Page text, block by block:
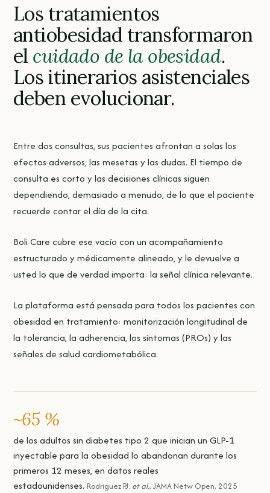
Los tratamientos
antiobesidad transformaron
el cuidado de la obesidad.
Lositinerarios asistenciales
deben evolucionar.
Entre dos consultas, sus pacientes afrontan a solas los
efectos adversos, las mesetas y las dudas. El tiempo de
consulta es corto y las decisiones clínicas siguen
dependiendo, demasiado a menudo, de lo que el paciente
recuerde contar el día de la cita.
Boli Care cubre ese vacío con un acompañamiento
estructurado y médicamente alineado, y le devuelve a
usted lo que de verdad importa: la señal clínica relevante.
La plataforma está pensada para todos los pacientes con
obesidad en tratamiento: monitorización longitudinal de
la tolerancia, la adherencia, los síntomas (PROs) y las
señales de salud cardiometabólica.
~65 %
de los adultos sin diabetes tipo 2 que inician un GLP-1
inyectable para la obesidad lo abandonan durante los
primeros 12 meses, en datos reales
estadounidenses. Rodriguez PJ. et al., JAMA Netw Open, 2025